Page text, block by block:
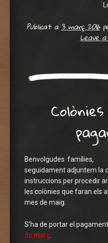
Publicat a3 març 2016
Leave
Benvolgudes famílies,
seguidament adjuntem la
instruccions per procedir
les colònies que faran els
mes de maig.
S’ha de portar el
de març